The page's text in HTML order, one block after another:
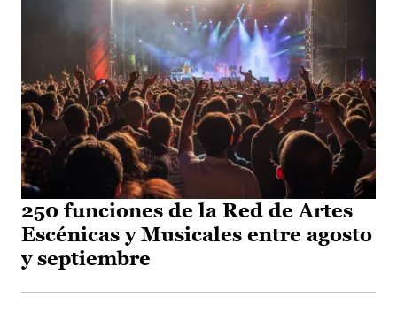
250 funciones de la Red de Artes
Escénicas y Musicales entre agosto
y septiembre